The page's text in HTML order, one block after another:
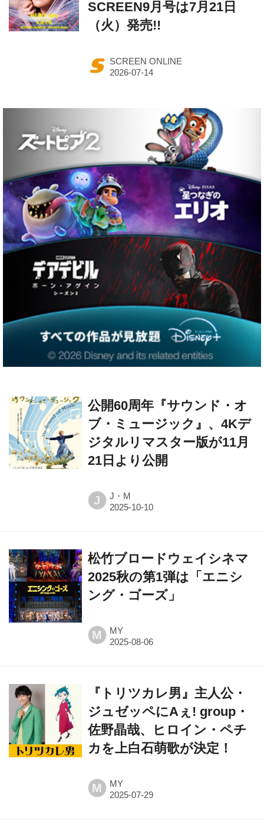
SCREEN9月号は7月21日
（火）発売!!
SCREEN ONLINE
公開60周年『サウンド・オ
ブ・ミュージック』、4Kデ
ジタルリマスター版が11月
21日より公開
J J・M
松竹ブロードウェイシネマ
2025秋の第1弾は「エニシ
ング・ゴーズ」
M MY
『トリツカレ男』主人公・
ジュゼッペにAぇ! group・
佐野晶哉、ヒロイン・ペチ
カを上白石萌歌が決定！
M MY